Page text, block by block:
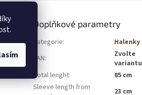
z
Doplňkové parametry
Kategorie:
Halenky
EAN:
Zvolte
variantu
Total lenght:
85 cm
Sleeve length from
23 cm